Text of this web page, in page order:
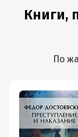
Книги,
По